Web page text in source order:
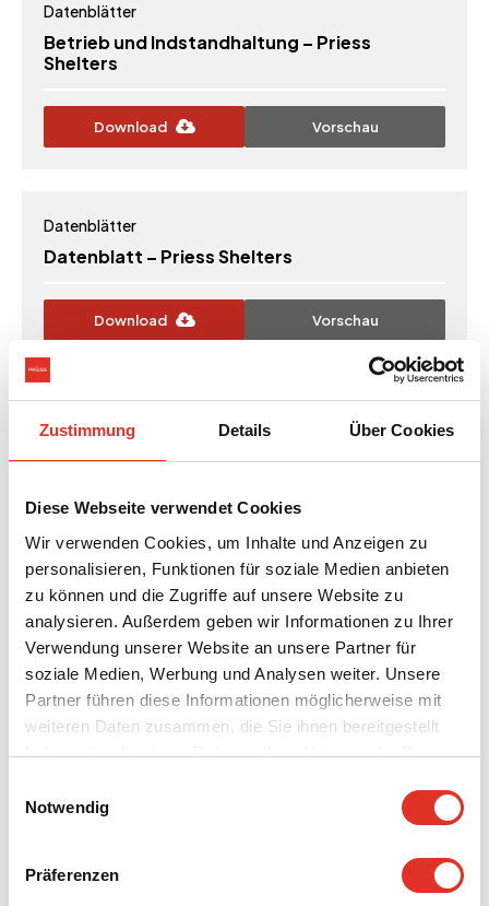
Zustimmung Details Über Cookies
Diese Webseite verwendet Cookies
Wir verwenden Cookies, um Inhalte und Anzeigen zu
personalisieren, Funktionen für soziale Medien anbieten
zu können und die Zugriffe auf unsere Website zu
analysieren. Außerdem geben wir Informationen zu Ihrer
Verwendung unserer Website an unsere Partner für
soziale Medien, Werbung und Analysen weiter. Unsere
Partner führen diese Informationen möglicherweise mit
weiteren Daten zusammen, die Sie ihnen bereitgestellt
haben oder die sie im Rahmen Ihrer Nutzung der Dienste
Notwendig
Präferenzen
Datenblätter
Betrieb und Indstandhaltung – Priess
Shelters
Download Vorschau
Datenblätter
Datenblatt – Priess Shelters
Download Vorschau
Download
Datenblätter
Datenblatt – Priess Shelters
Download Vorschau
Datenblätter